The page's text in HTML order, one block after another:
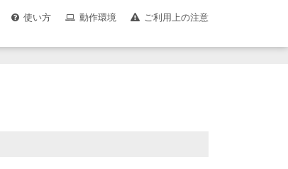
使い方 動作環境 ご利用上の注意